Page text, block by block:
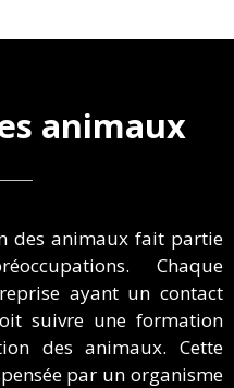
animaux
des animaux fait partie
Chaque
ayant un contact
suivre une formation
des animaux. Cette
par un organisme